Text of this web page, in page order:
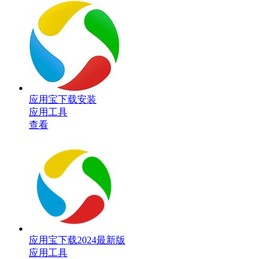
应用宝下载安装
应用工具
查看
应用宝下载2024最新版
应用工具